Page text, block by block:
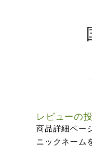
レビューの
商品詳細ペー
ニックネーム